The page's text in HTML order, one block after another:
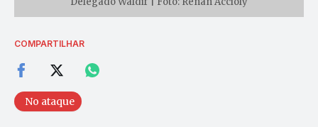
COMPARTILHAR
No ataque